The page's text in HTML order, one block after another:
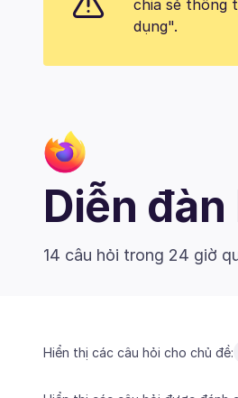
chia sẻ thông
dụng".
Diễn
14 câu hỏi trong 24 giờ
Hiển thị các câu hỏi cho chủ đề: